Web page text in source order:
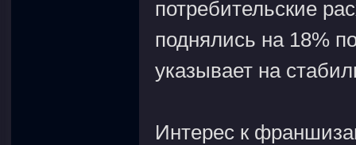
потребительские
поднялись на 18%
указывает на
Интерес к